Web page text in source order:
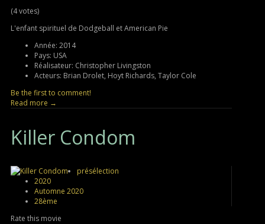
(4 votes)
L'enfant spirituel de Dodgeball et American Pie
Année: 2014
Pays: USA
Réalisateur: Christopher Livingston
Acteurs: Brian Drolet, Hoyt Richards, Taylor Cole
Be the first to comment!
Read more →
Killer Condom
présélection
2020
Automne 2020
28ème
Rate this movie